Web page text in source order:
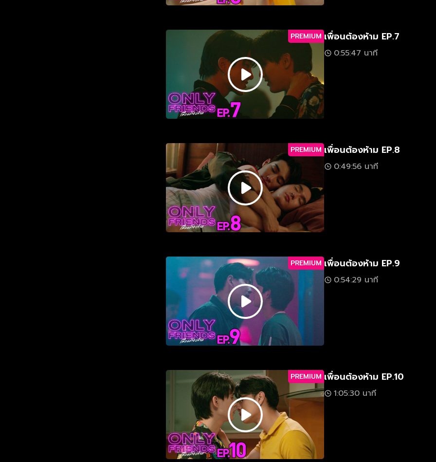
PREMIUM เพื่อนต้องห้าม EP.7
0:55:47 นาที
PREMIUM เพื่อนต้องห้าม EP.8
0:49:56 นาที
PREMIUM เพื่อนต้องห้าม EP.9
0:54:29 นาที
PREMIUM เพื่อนต้องห้าม EP.10
1:05:30 นาที